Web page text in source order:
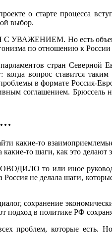
о старте процесса
выбор.
Но есть объективные
по отношению к
стран Северной
вопрос ставится
в формате Россия-
соглашением. Брюссель
какие-то
то шаги, как это делают
или иное руководство
не делала шаги,
сохранение
подход в политике РФ
проблем, которые есть.